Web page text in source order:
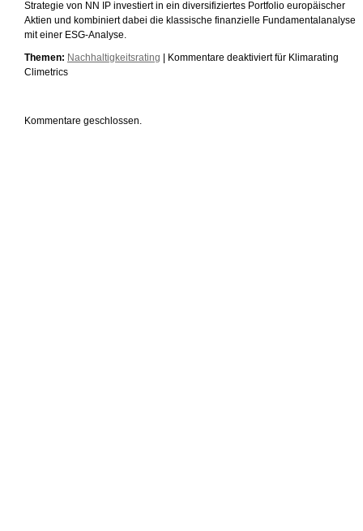
Strategie von NN IP investiert in ein diversifiziertes Portfolio europäischer
Aktien und kombiniert dabei die klassische finanzielle Fundamentalanalyse
mit einer ESG-Analyse.
Themen: Nachhaltigkeitsrating Kommentare deaktiviertfür Klimarating
Climetrics
Kommentare geschlossen.